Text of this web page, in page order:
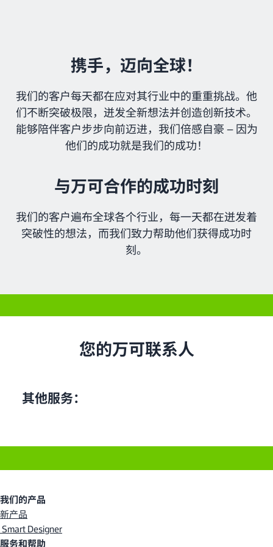
携手，迈向全球！
我们的客户每天都在应对其行业中的重重挑战。他
们不断突破极限，迸发全新想法并创造创新技术。
能够陪伴客户步步向前迈进，我们倍感自豪 – 因为
他们的成功就是我们的成功！
与万可合作的成功时刻
我们的客户遍布全球各个行业，每一天都在迸发着
突破性的想法，而我们致力帮助他们获得成功时
刻。
您的万可联系人
其他服务：
我们的产品
新产品
Smart Designer
服务和帮助